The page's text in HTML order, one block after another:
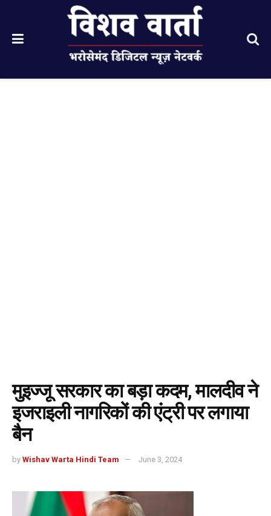
मुइज्जू सरकार का बड़ा कदम, मालदीव ने
इजराइली नागरिकों की एंट्री पर लगाया
बैन
by Wishav Warta Hindi Team June 3, 2024